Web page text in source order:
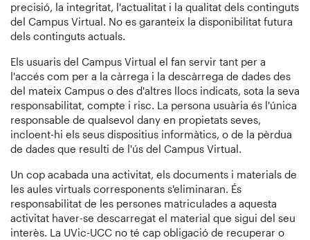
precisió, la integritat, l'actualitat i la qualitat dels continguts
del Campus Virtual. No es garanteix la disponibilitat futura
dels continguts actuals.
Els usuaris del Campus Virtual el fan servir tant per a
l'accés com per a la càrrega i la descàrrega de dades des
del mateix Campus o des d'altres llocs indicats, sota la seva
responsabilitat, compte i risc. La persona usuària és l'única
responsable de qualsevol dany en propietats seves,
incloent-hi els seus dispositius informàtics, o de la pèrdua
de dades que resulti de l'ús del Campus Virtual.
Un cop acabada una activitat, els documents i materials de
les aules virtuals corresponents s'eliminaran. És
responsabilitat de les persones matriculades a aquesta
activitat haver-se descarregat el material que sigui del seu
interès. La UVic-UCC no té cap obligació de recuperar o